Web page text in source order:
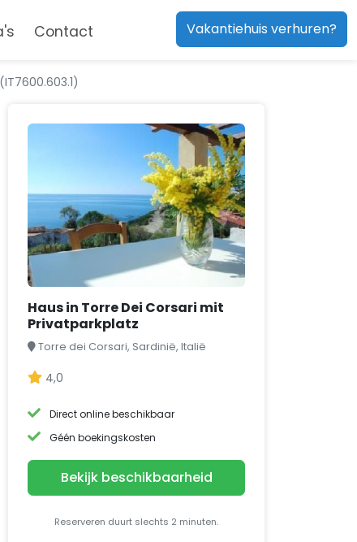
Contact Vakantiehuis verhuren?
Haus in Torre Dei Corsari mit
Privatparkplatz
Torre dei Corsari, Sardinië, Italië
4,0
Direct online beschikbaar
Géén boekingskosten
Bekijk beschikbaarheid
Reserveren duurt slechts 2 minuten.